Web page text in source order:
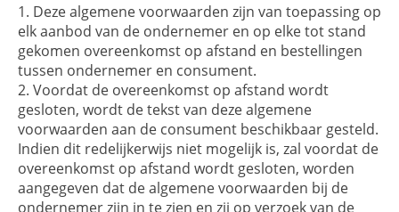
Deze algemene voorwaarden zijn van toepassing op
elk aanbod van de ondernemer en op elke tot stand
gekomen overeenkomst op afstand en bestellingen
tussen ondernemer en consument.
Voordat de overeenkomst op afstand wordt
gesloten, wordt de tekst van deze algemene
voorwaarden aan de consument beschikbaar gesteld.
Indien dit redelijkerwijs niet mogelijk is, zal voordat de
overeenkomst op afstand wordt gesloten, worden
aangegeven dat de algemene voorwaarden bij de
ondernemer zijn in te zien en zij op verzoek van de